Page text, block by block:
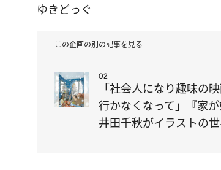
ゆきどっぐ
この企画の別の記事を見る
02
「社会人になり趣味の
行かなくなって」『家が
井田千秋がイラストの